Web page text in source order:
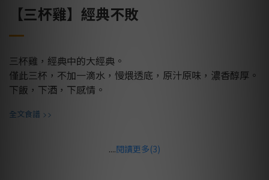
【三杯雞】經典不敗
三杯雞，經典中的大經典。
僅此三杯，不加一滴水，慢煨透底，原汁原味，濃香醇厚。
下飯，下酒，下感情。
全文食譜 >>
....閱讀更多(3)